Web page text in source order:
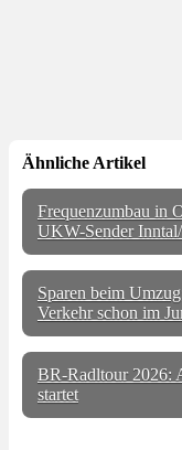
Ähnliche Artikel
Frequenzumbau in
UKW-Sender
Sparen beim
Verkehr schon im
BR-Radltour 2026:
startet